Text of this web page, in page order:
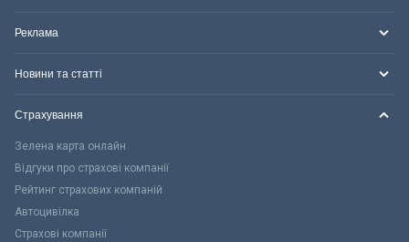
Реклама
Новини та статті
Страхування
Зелена карта онлайн
Відгуки про страхові компанії
Рейтинг страхових компаній
Автоцивілка
Страхові компанії